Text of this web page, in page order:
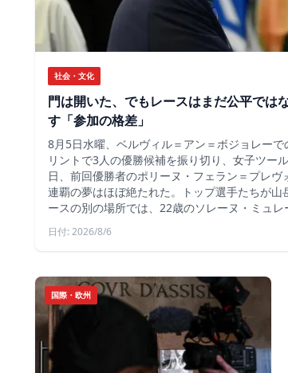
社会・文化
門は開いた、でもレースはまだ公平で
す「参加の格差」
8月5日水曜、ベルヴィル＝アン＝ボジョレー
リントで3人の優勝候補を振り切り、女子ツー
日、前回優勝者のポリーヌ・フェラン＝プレヴ
連覇の夢はほぼ絶たれた。トップ選手たちが
ースの別の場所では、22歳のソレーヌ・ミュ
日付: 2026/8/6
国際・欧州